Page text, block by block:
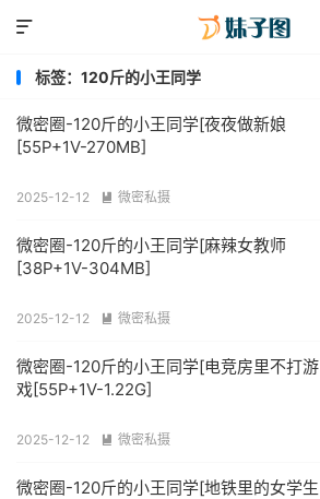

标签：120斤的小王同学
微密圈-120斤的小王同学[夜夜做新娘
[55P+1V-270MB]
2025-12-12  微密私摄
微密圈-120斤的小王同学[麻辣女教师
[38P+1V-304MB]
2025-12-12  微密私摄
微密圈-120斤的小王同学[电竞房里不打游
戏[55P+1V-1.22G]
2025-12-12  微密私摄
微密圈-120斤的小王同学[地铁里的女学生